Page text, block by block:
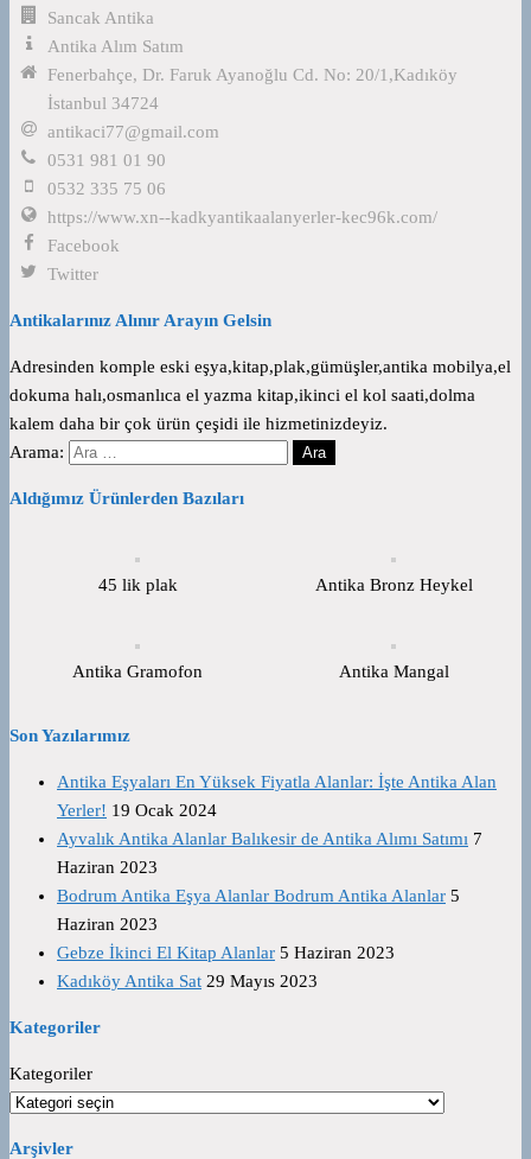
Sancak Antika
Antika Alım Satım
Fenerbahçe, Dr. Faruk Ayanoğlu Cd. No: 20/1,Kadıköy
İstanbul 34724
antikaci77@gmail.com
0531 981 01 90
0532 335 75 06
https://www.xn--kadkyantikaalanyerler-kec96k.com/
Facebook
Twitter
Antikalarınız Alınır Arayın Gelsin
Adresinden komple eski eşya,kitap,plak,gümüşler,antika mobilya,el
dokuma halı,osmanlıca el yazma kitap,ikinci el kol saati,dolma
kalem daha bir çok ürün çeşidi ile hizmetinizdeyiz.
Arama:
Aldığımız Ürünlerden Bazıları
45 lik plak Antika Bronz Heykel
Antika Gramofon Antika Mangal
Son Yazılarımız
Antika Eşyaları En Yüksek Fiyatla Alanlar: İşte Antika Alan
Yerler! 19 Ocak 2024
Ayvalık Antika Alanlar Balıkesir de Antika Alımı Satımı 7
Haziran 2023
Bodrum Antika Eşya Alanlar Bodrum Antika Alanlar 5
Haziran 2023
Gebze İkinci El Kitap Alanlar 5 Haziran 2023
Kadıköy Antika Sat 29 Mayıs 2023
Kategoriler
Kategoriler
Arşivler